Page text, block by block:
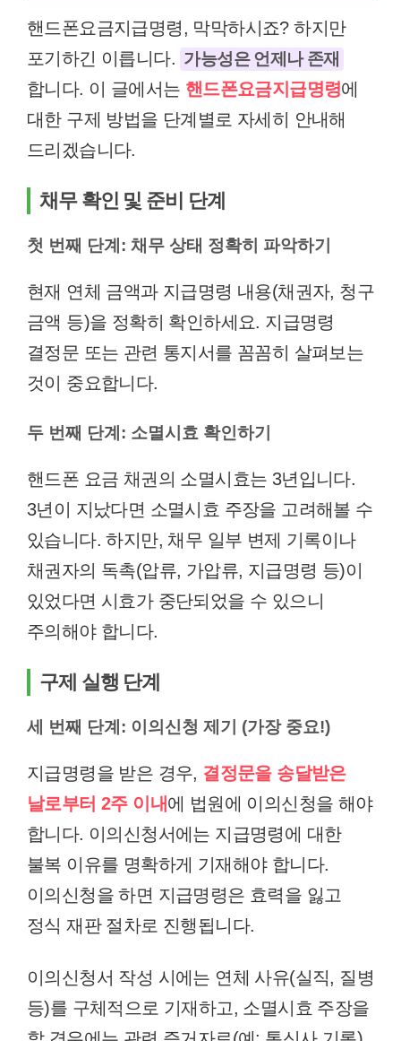
핸드폰요금지급명령, 막막하시죠? 하지만
포기하긴 이릅니다. 가능성은 언제나 존재
합니다. 이 글에서는 핸드폰요금지급명령에
대한 구제 방법을 단계별로 자세히 안내해
드리겠습니다.
채무 확인 및 준비 단계
첫 번째 단계: 채무 상태 정확히 파악하기
현재 연체 금액과 지급명령 내용(채권자, 청구
금액 등)을 정확히 확인하세요. 지급명령
결정문 또는 관련 통지서를 꼼꼼히 살펴보는
것이 중요합니다.
두 번째 단계: 소멸시효 확인하기
핸드폰 요금 채권의 소멸시효는 3년입니다.
3년이 지났다면 소멸시효 주장을 고려해볼 수
있습니다. 하지만, 채무 일부 변제 기록이나
채권자의 독촉(압류, 가압류, 지급명령 등)이
있었다면 시효가 중단되었을 수 있으니
주의해야 합니다.
구제 실행 단계
세 번째 단계: 이의신청 제기 (가장 중요!)
지급명령을 받은 경우, 결정문을 송달받은
날로부터 2주 이내에 법원에 이의신청을 해야
합니다. 이의신청서에는 지급명령에 대한
불복 이유를 명확하게 기재해야 합니다.
이의신청을 하면 지급명령은 효력을 잃고
정식 재판 절차로 진행됩니다.
이의신청서 작성 시에는 연체 사유(실직, 질병
등)를 구체적으로 기재하고, 소멸시효 주장을